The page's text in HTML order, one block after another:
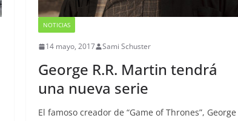
NOTICIAS
14 mayo, 2017 Sami Schuster
George R.R. Martin tendrá
una nueva serie
El famoso creador de “Game of Thrones”, George